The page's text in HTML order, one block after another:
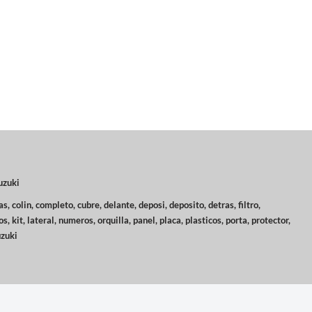
,colin,completo,cubre,delante,deposi,deposito,detras,filtro,
, kit, lateral,numeros,orquilla,panel,placa,plasticos,porta,protector,